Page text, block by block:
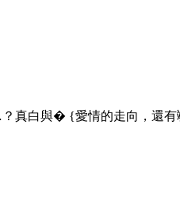
白與� {愛情的走向，還有